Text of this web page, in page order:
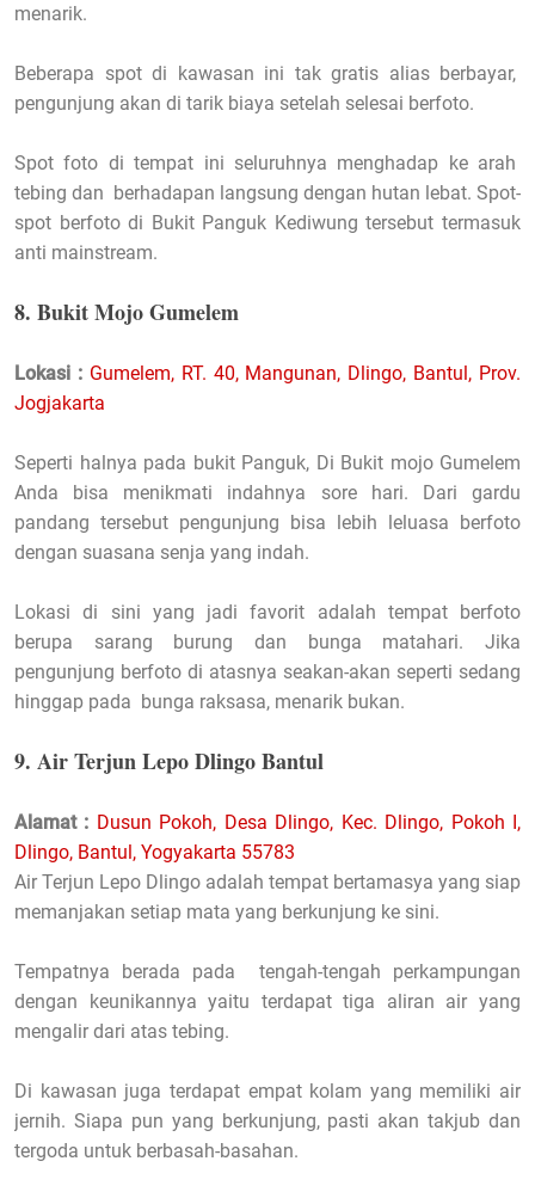
menarik.
Beberapa spot di kawasan ini tak gratis alias berbayar,
pengunjung akan di tarik biaya setelah selesai berfoto.
Spot foto di tempat ini seluruhnya menghadap ke arah
tebing dan berhadapan langsung dengan hutan lebat. Spot-
spot berfoto di Bukit Panguk Kediwung tersebut termasuk
anti mainstream.
8. Bukit Mojo Gumelem
Lokasi : Gumelem, RT. 40, Mangunan, Dlingo, Bantul, Prov.
Jogjakarta
Seperti halnya pada bukit Panguk, Di Bukit mojo Gumelem
Anda bisa menikmati indahnya sore hari. Dari gardu
pandang tersebut pengunjung bisa lebih leluasa berfoto
dengan suasana senja yang indah.
Lokasi di sini yang jadi favorit adalah tempat berfoto
berupa sarang burung dan bunga matahari. Jika
pengunjung berfoto di atasnya seakan-akan seperti sedang
hinggap pada bunga raksasa, menarik bukan.
9. Air Terjun Lepo Dlingo Bantul
Alamat : Dusun Pokoh, Desa Dlingo, Kec. Dlingo, Pokoh I,
Dlingo, Bantul, Yogyakarta 55783
Air Terjun Lepo Dlingo adalah tempat bertamasya yang siap
memanjakan setiap mata yang berkunjung ke sini.
Tempatnya berada pada tengah-tengah perkampungan
dengan keunikannya yaitu terdapat tiga aliran air yang
mengalir dari atas tebing.
Di kawasan juga terdapat empat kolam yang memiliki air
jernih. Siapa pun yang berkunjung, pasti akan takjub dan
tergoda untuk berbasah-basahan.